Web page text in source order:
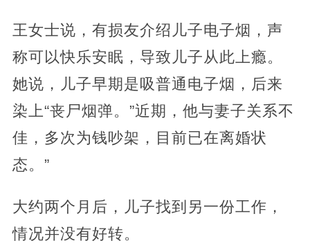
王女士说，有损友介绍儿子电子烟，声
称可以快乐安眠，导致儿子从此上瘾。
她说，儿子早期是吸普通电子烟，后来
染上“丧尸烟弹。”近期，他与妻子关系不
佳，多次为钱吵架，目前已在离婚状
态。”
大约两个月后，儿子找到另一份工作，
情况并没有好转。